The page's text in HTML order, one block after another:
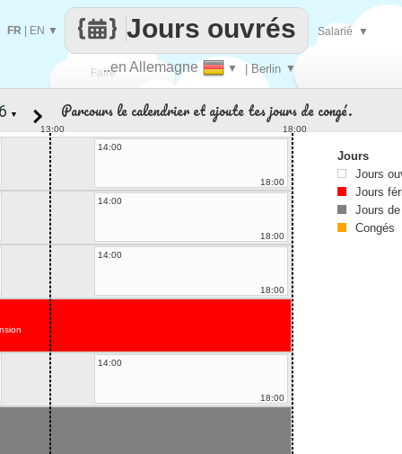
Faire..en Allemagne ▼ | Berlin ▼
Jours ouvrés
FR EN ▼ Salarié ▼
▼ Parcours le calendrier et ajoute tes jours de congé.
13:00
18:00
14:00
18:00
14:00
18:00
14:00
18:00
14:00
18:00
Jours
Jours
Jours
Jours
Congés